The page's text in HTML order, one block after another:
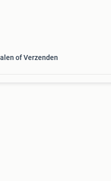
of Verzenden